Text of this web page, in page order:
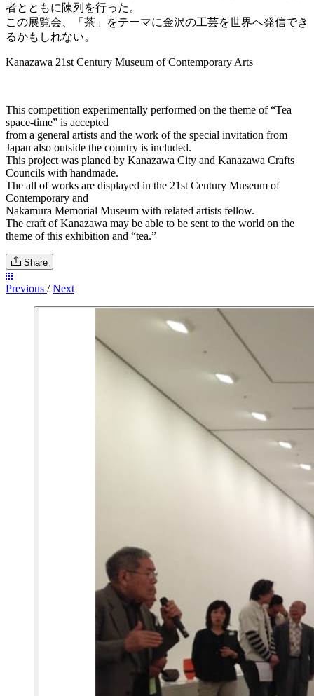
者とともに陳列を行った。
この展覧会、「茶」をテーマに金沢の工芸を世界へ発信でき
るかもしれない。
Kanazawa 21st Century Museum of Contemporary Arts
This competition experimentally performed on the theme of “Tea
space-time” is accepted
from a general artists and the work of the special invitation from
Japan also outside the country is included.
This project was planed by Kanazawa City and Kanazawa Crafts
Councils with handmade.
The all of works are displayed in the 21st Century Museum of
Contemporary and
Nakamura Memorial Museum with related artists fellow.
The craft of Kanazawa may be able to be sent to the world on the
theme of this exhibition and “tea.”
Share
Previous / Next